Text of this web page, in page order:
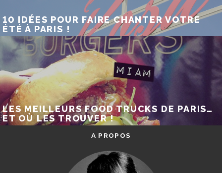
10 IDÉES POUR FAIRE CHANTER VOTRE
ÉTÉ À PARIS !
LES MEILLEURS FOOD TRUCKS DE PARIS…
ET OÙ LES TROUVER !
A PROPOS